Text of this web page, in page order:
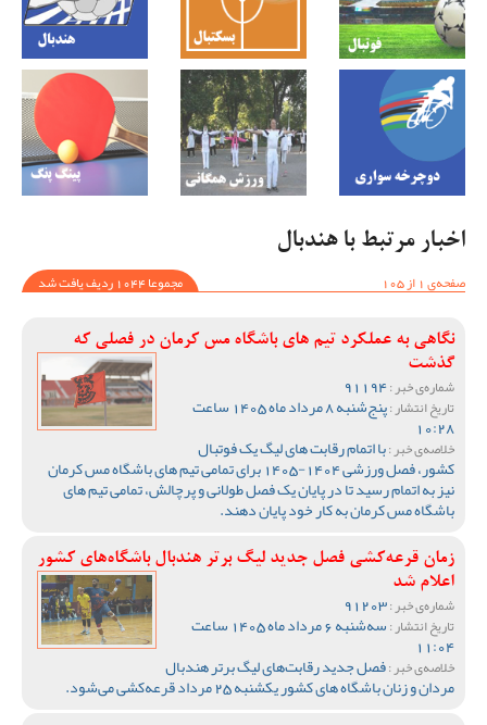
اخبار مرتبط با هندبال
صفحه‌ی 1 از 105
مجموعا 1044 ردیف یافت شد
نگاهی به عملکرد تیم های باشگاه مس کرمان در فصلی که
گذشت
شماره‌ی خبر :
تاریخ انتشار : پنج‌شنبه 8 مرداد ماه 1405 ساعت
10:28
خلاصه‌ی خبر :با اتمام رقابت های لیگ یک فوتبال
کشور، فصل ورزشی 1404-1405 برای تمامی تیم های باشگاه مس کرمان
نیز به اتمام رسید تا در پایان یک فصل طولانی و پرچالش، تمامی تیم های
باشگاه مس کرمان به کار خود پایان دهند.
زمان قرعه‌کشی فصل جدید لیگ برتر هندبال باشگاه‌های کشور
اعلام شد
شماره‌ی خبر :
تاریخ انتشار : سه‌شنبه 6 مرداد ماه 1405 ساعت
11:04
خلاصه‌ی خبر :فصل جدید رقابت‌های لیگ برتر هندبال
مردان و زنان باشگاه های کشور یکشنبه 25 مرداد قرعه‌کشی می‌شود.